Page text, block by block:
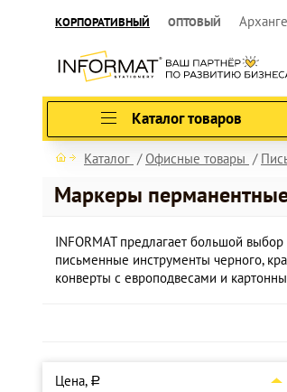
КОРПОРАТИВНЫЙ ОПТОВЫЙ
Каталог товаров
Каталог Офисные товары
Маркеры
INFORMAT предлагает большой
письменные инструменты черного,
конверты с европодвесами и
Цена, a